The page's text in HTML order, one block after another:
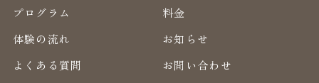
プログラム
料金
体験の流れ
お知らせ
よくある質問
お問い合わせ